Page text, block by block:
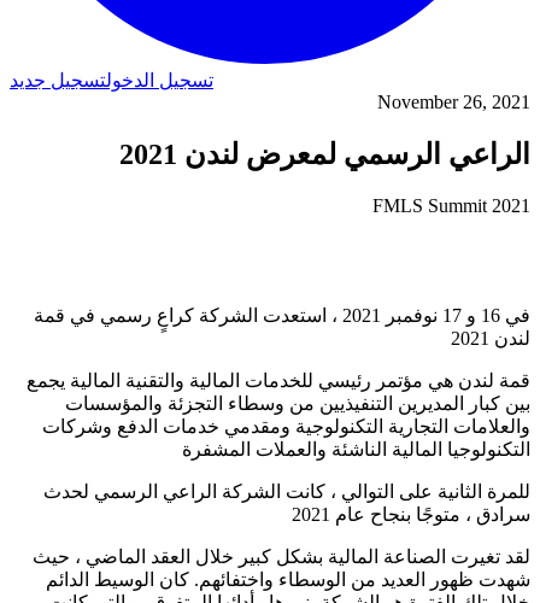
تسجيل الدخولتسجيل جديد
November 26, 2021
الراعي الرسمي لمعرض لندن 2021
FMLS Summit 2021
في 16 و 17 نوفمبر 2021 ، استعدت الشركة كراعٍ رسمي في قمة
لندن 2021
قمة لندن هي مؤتمر رئيسي للخدمات المالية والتقنية المالية يجمع
بين كبار المديرين التنفيذيين من وسطاء التجزئة والمؤسسات
والعلامات التجارية التكنولوجية ومقدمي خدمات الدفع وشركات
التكنولوجيا المالية الناشئة والعملات المشفرة
للمرة الثانية على التوالي ، كانت الشركة الراعي الرسمي لحدث
سرادق ، متوجًا بنجاح عام 2021
لقد تغيرت الصناعة المالية بشكل كبير خلال العقد الماضي ، حيث
شهدت ظهور العديد من الوسطاء واختفائهم. كان الوسيط الدائم